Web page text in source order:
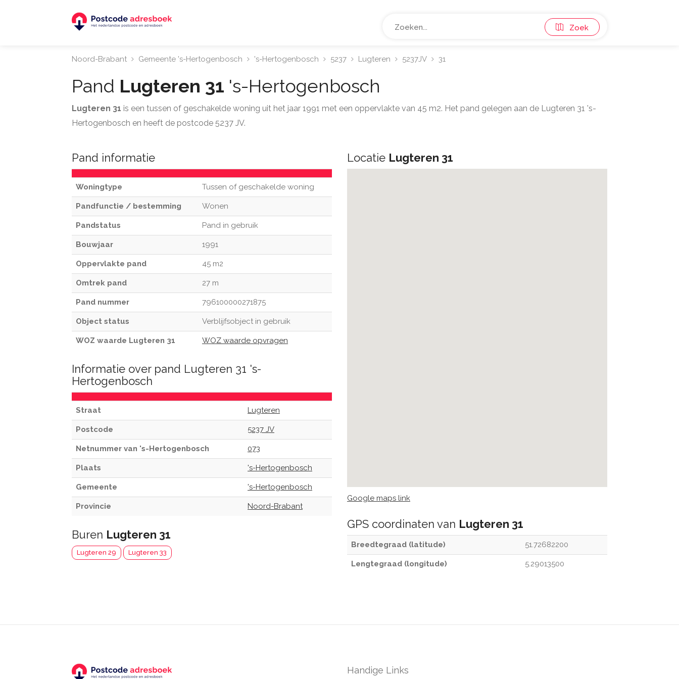
Zoek
Noord-Brabant Gemeente 's-Hertogenbosch 's-Hertogenbosch 5237 Lugteren 5237JV 31
Pand Lugteren 31 's-Hertogenbosch
Lugteren 31 is een tussen of geschakelde woning uit het jaar 1991 met een oppervlakte van 45 m2. Het pand gelegen aan de Lugteren 31 's-
Hertogenbosch en heeft de postcode 5237 JV.
Pand informatie
Woningtype Tussen of geschakelde woning
Pandfunctie / bestemming Wonen
Pandstatus Pand in gebruik
Bouwjaar 1991
Oppervlakte pand 45 m2
Omtrek pand 27 m
Pand nummer 796100000271875
Object status Verblijfsobject in gebruik
WOZ waarde Lugteren 31 WOZ waarde opvragen
Informatie over pand Lugteren 31 's-
Hertogenbosch
Straat Lugteren
Postcode 5237 JV
Netnummer van 's-Hertogenbosch 073
Plaats 's-Hertogenbosch
Gemeente 's-Hertogenbosch
Provincie Noord-Brabant
Buren Lugteren 31
Lugteren 29 Lugteren 33
Locatie Lugteren 31
Google maps link
GPS coordinaten van Lugteren 31
Breedtegraad (latitude) 51.72682200
Lengtegraad (longitude) 5.29013500
Handige Links